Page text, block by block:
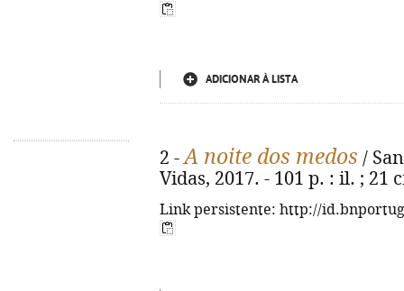
ADICIONAR À LISTA
2 -A noite dos medos /
Vidas, 2017. - 101 p. : il. ; 21
Link persistente: http://